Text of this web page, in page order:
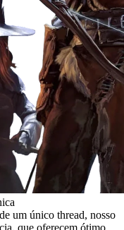
um único thread, nosso
que oferecem ótimo